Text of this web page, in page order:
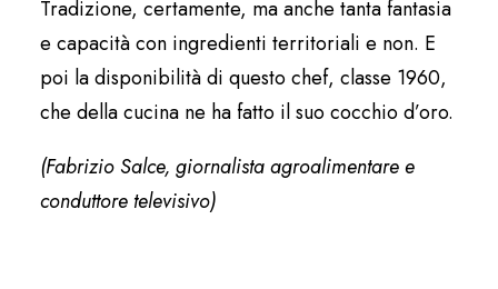
Tradizione, certamente, ma anche tanta fantasia
e capacità con ingredienti territoriali e non. E
poi la disponibilità di questo chef, classe 1960,
che della cucina ne ha fatto il suo cocchio d’oro.
(Fabrizio Salce, giornalista agroalimentare e
conduttore televisivo)